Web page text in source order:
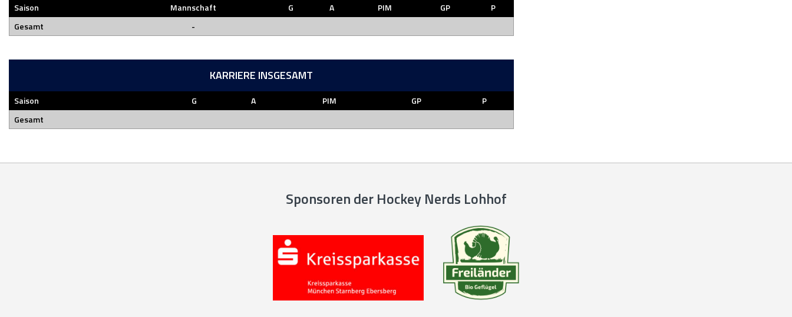
Saison Mannschaft G A PIM GP
P
Gesamt
-
KARRIERE INSGESAMT
Saison G A PIM GP
P
Gesamt
Sponsoren der Hockey Nerds Lohhof